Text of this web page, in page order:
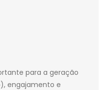
para a geração
engajamento e